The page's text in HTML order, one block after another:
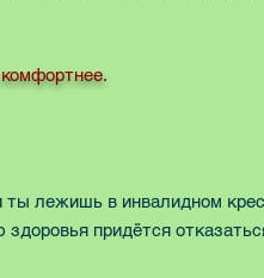
лежишь в инвалидном
здоровья придётся